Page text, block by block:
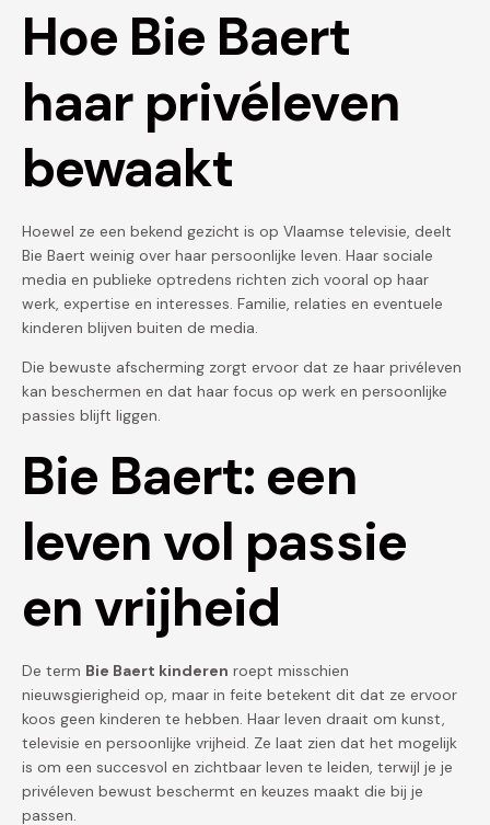
Hoe Bie Baert
haar privéleven
bewaakt
Hoewel ze een bekend gezicht is op Vlaamse televisie, deelt
Bie Baert weinig over haar persoonlijke leven. Haar sociale
media en publieke optredens richten zich vooral op haar
werk, expertise en interesses. Familie, relaties en eventuele
kinderen blijven buiten de media.
Die bewuste afscherming zorgt ervoor dat ze haar privéleven
kan beschermen en dat haar focus op werk en persoonlijke
passies blijft liggen.
Bie Baert: een
leven vol passie
en vrijheid
De term Bie Baert kinderen roept misschien
nieuwsgierigheid op, maar in feite betekent dit dat ze ervoor
koos geen kinderen te hebben. Haar leven draait om kunst,
televisie en persoonlijke vrijheid. Ze laat zien dat het mogelijk
is om een succesvol en zichtbaar leven te leiden, terwijl je je
privéleven bewust beschermt en keuzes maakt die bij je
passen.